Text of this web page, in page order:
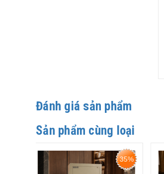
Đánh giá sản phẩm
Sản phẩm cùng loại
40%